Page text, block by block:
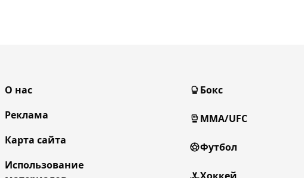
О нас
Реклама
Карта сайта
Использование
Бокс
MMA/UFC
Футбол